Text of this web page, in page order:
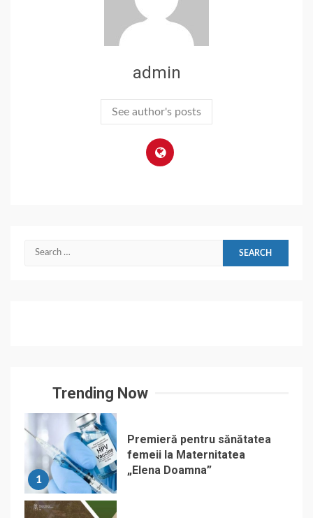
admin
See author's posts
Search
Trending Now
1
Premieră pentru sănătatea
femeii la Maternitatea
„Elena Doamna”